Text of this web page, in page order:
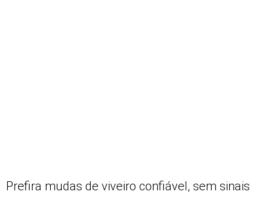
Prefira mudas de viveiro confiável, sem sinais